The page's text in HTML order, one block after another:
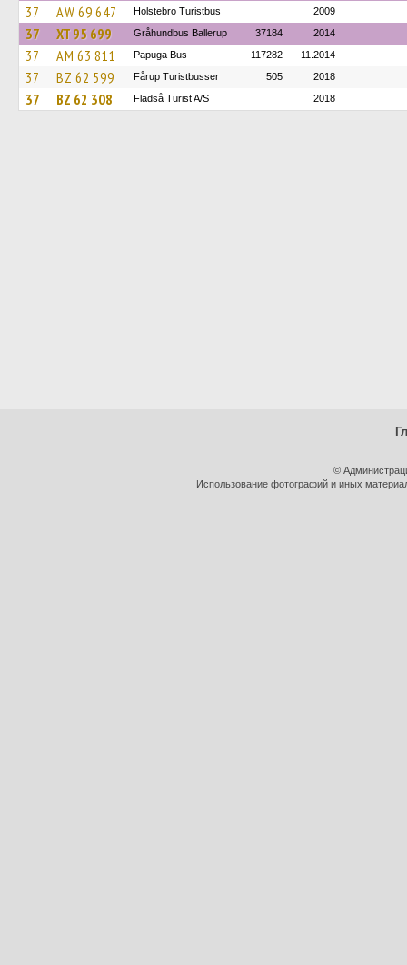
37 AW 69 647 Holstebro Turistbus 2009
37 XT 95 699 Gråhundbus Ballerup 37184 2014
37 AM 63 811 Papuga Bus 117282 11.2014
37 BZ 62 599 Fårup Turistbusser 505 2018
37 BZ 62 308 Fladså Turist A/S 2018
©
Использование фотографий и иных